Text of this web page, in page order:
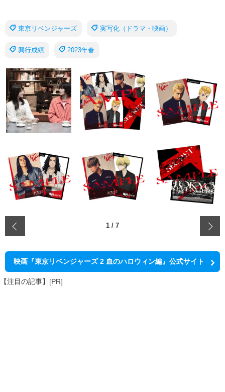
東京リベンジャーズ 実写化（ドラマ・映画）
興行成績 2023年春
1 / 7
映画『東京リベンジャーズ 2 血のハロウィン編』公式サイト
【注目の記事】[PR]